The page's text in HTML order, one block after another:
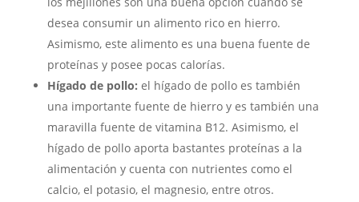
desea consumir un alimento rico en hierro.
Asimismo, este alimento es una buena fuente de
proteínas y posee pocas calorías.
Hígado de pollo: el hígado de pollo es también
una importante fuente de hierro y es también una
maravilla fuente de vitamina B12. Asimismo, el
hígado de pollo aporta bastantes proteínas a la
alimentación y cuenta con nutrientes como el
calcio, el potasio, el magnesio, entre otros.